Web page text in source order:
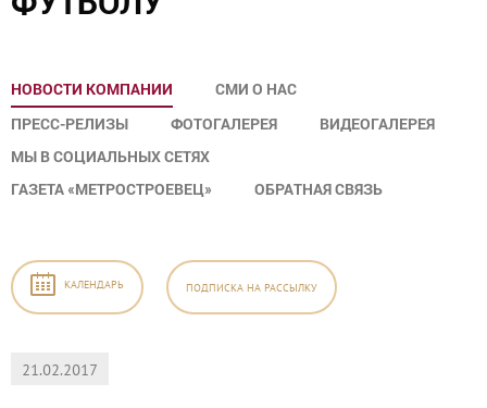
НОВОСТИ КОМПАНИИ
СМИ О НАС
ПРЕСС-РЕЛИЗЫ
ФОТОГАЛЕРЕЯ
ВИДЕОГАЛЕРЕЯ
МЫ В СОЦИАЛЬНЫХ СЕТЯХ
ГАЗЕТА «МЕТРОСТРОЕВЕЦ»
ОБРАТНАЯ СВЯЗЬ
КАЛЕНДАРЬ ПОДПИСКА НА РАССЫЛКУ
21.02.2017